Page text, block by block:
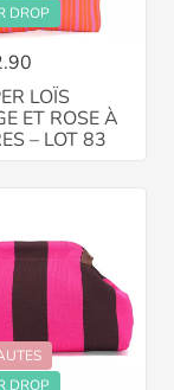
DROP
LOÏS
ET ROSE À
– LOT 83
DROP